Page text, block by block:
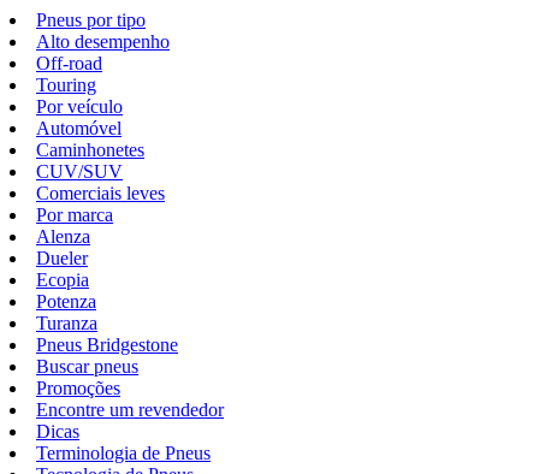
Pneus por tipo
Alto desempenho
Off-road
Touring
Por veículo
Automóvel
Caminhonetes
CUV/SUV
Comerciais leves
Por marca
Alenza
Dueler
Ecopia
Potenza
Turanza
Pneus Bridgestone
Buscar pneus
Promoções
Encontre um revendedor
Dicas
Terminologia de Pneus